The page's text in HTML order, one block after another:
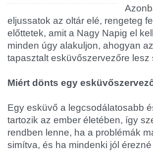
eljussatok az oltár elé, rengeteg
előttetek, amit a Nagy Napig el
minden úgy alakuljon, ahogyan
tapasztalt esküvőszervezőre lesz
Miért dönts egy
Egy esküvő a legcsodálatosabb
tartozik az ember életében, így
rendben lenne, ha a problémák
simítva, és ha mindenki jól